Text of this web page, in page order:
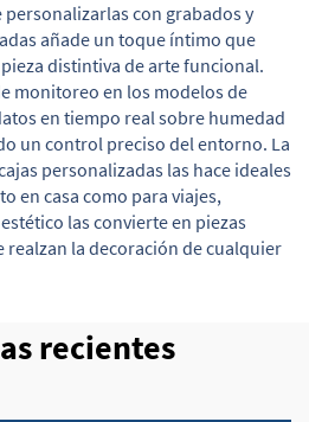
con grabados y
añade un toque íntimo que
distintiva de arte funcional.
monitoreo en los modelos de
en tiempo real sobre humedad
un control preciso del entorno. La
personalizadas las hace ideales
en casa como para viajes,
las convierte en piezas
realzan la decoración de cualquier
recientes